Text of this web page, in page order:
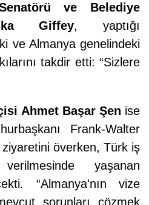
ve Belediye
Giffey, yaptığı
ve Almanya genelindeki
takdir etti: “Sizlere
Ahmet Başar Şen ise
Frank-Walter
överken, Türk iş
yaşanan
“Almanya'nın vize
sorunları çözmek